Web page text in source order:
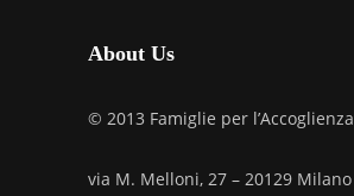
About Us
© 2013 Famiglie per l’Accoglienza
via M. Melloni, 27 – 20129 Milano